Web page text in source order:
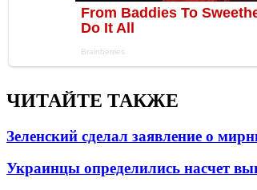
ЧИТАЙТЕ ТАКЖЕ
Зеленский сделал заявление о
Украинцы определились насчет